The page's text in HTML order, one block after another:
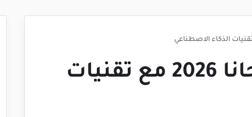
تحميل برنامج Krisp مجانا 2026 مع تقنيات